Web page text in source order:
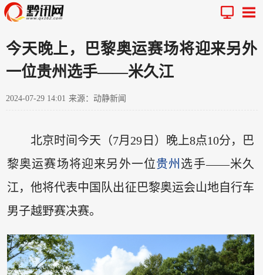
今天晚上，巴黎奥运赛场将迎来另外
一位贵州选手——米久江
2024-07-29 14:01 来源：动静新闻
北京时间今天（7月29日）晚上8点10分，巴
黎奥运赛场将迎来另外一位贵州 选手——米久
江，他将代表中国队出征巴黎奥运会山地自行车
男子越野赛决赛。